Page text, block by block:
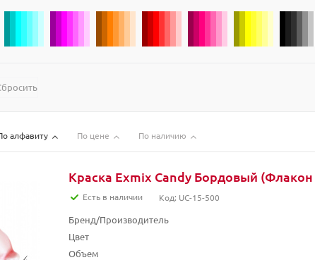
алфавиту По цене По наличию
Краска Exmix Candy Бордовый
Есть в наличии Код: UC-15-500
Бренд/Производитель
Цвет
Объем